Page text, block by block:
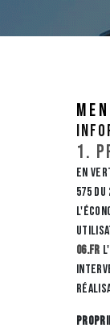
1.
En
575
06.fr